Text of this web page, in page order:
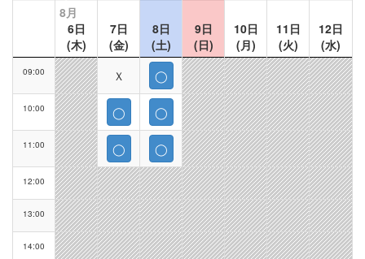
8月
6日
(木)
7日
(金)
8日
(土)
9日
(日)
10日
(月)
11日
(火)
12日
(水)
09:00 Ｘ ◯
10:00 ◯ ◯
11:00 ◯ ◯
12:00
13:00
14:00